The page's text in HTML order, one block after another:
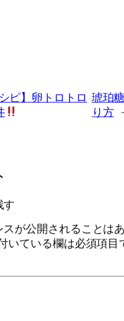
ピ】卵トロトロ 琥珀
り方
す
が公開されることは
いている欄は必須項目